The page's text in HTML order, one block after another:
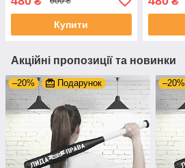
Купити
Акційні пропозиції та новинки
–20% Подарунок –20%